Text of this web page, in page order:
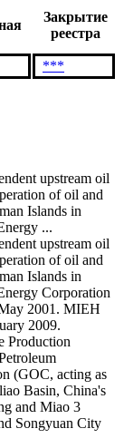
Закрытие
реестра
***
upstream oil
of oil and
Islands in
...
upstream oil
of oil and
Islands in
Corporation
2001. MIEH
2009.
Production
(GOC, acting as
Basin, China's
and Miao 3
Songyuan City